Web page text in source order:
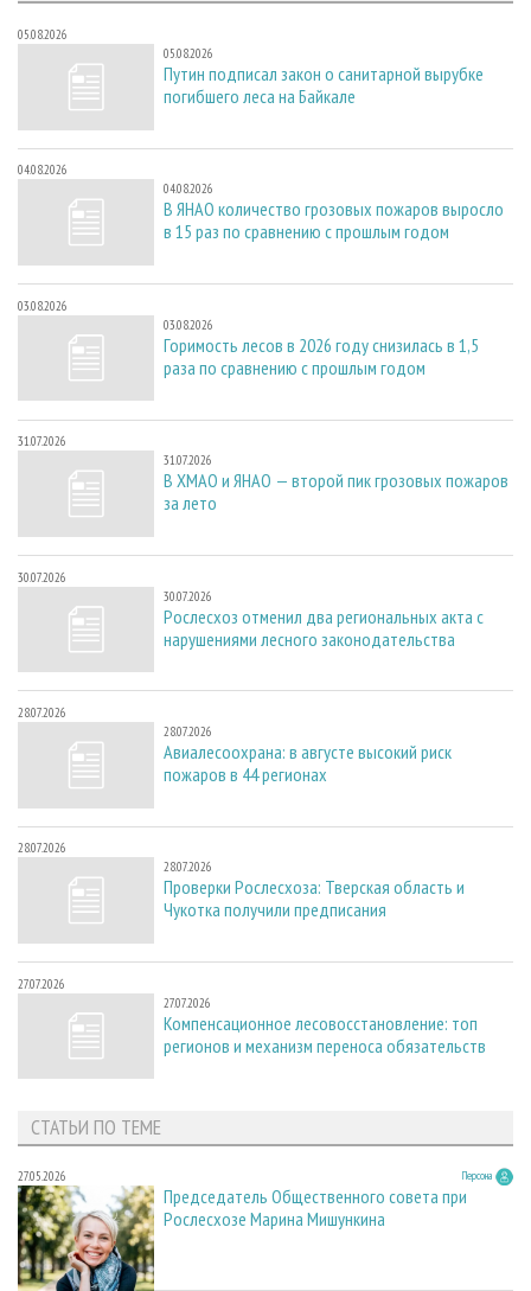
05.08.2026
05.08.2026
Путин подписал закон о санитарной вырубке
погибшего леса на Байкале
04.08.2026
04.08.2026
В ЯНАО количество грозовых пожаров выросло
в 15 раз по сравнению с прошлым годом
03.08.2026
03.08.2026
Горимость лесов в 2026 году снизилась в 1,5
раза по сравнению с прошлым годом
31.07.2026
31.07.2026
В ХМАО и ЯНАО — второй пик грозовых пожаров
за лето
30.07.2026
30.07.2026
Рослесхоз отменил два региональных акта с
нарушениями лесного законодательства
28.07.2026
28.07.2026
Авиалесоохрана: в августе высокий риск
пожаров в 44 регионах
28.07.2026
28.07.2026
Проверки Рослесхоза: Тверская область и
Чукотка получили предписания
27.07.2026
27.07.2026
Компенсационное лесовосстановление: топ
регионов и механизм переноса обязательств
СТАТЬИ ПО ТЕМЕ
27.05.2026 Персона
Председатель Общественного совета при
Рослесхозе Марина Мишункина